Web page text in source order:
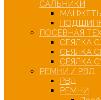
САЛЬНИКИ
ПОСЕВНАЯ
СЕЯЛКА
СЕЯЛКА
СЕЯЛКА
РЕМНИ / РВД
РВД
РЕМНИ